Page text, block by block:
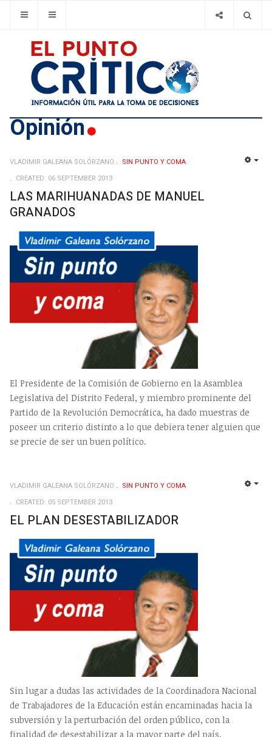
Opinión
VLADIMIR GALEANA SOLÓRZANO
SIN PUNTO Y COMA
CREATED: 06 SEPTEMBER 2013
LAS MARIHUANADAS DE MANUEL
GRANADOS
El Presidente de la Comisión de Gobierno en la Asamblea
Legislativa del Distrito Federal, y miembro prominente del
Partido de la Revolución Democrática, ha dado muestras de
poseer un criterio distinto a lo que debiera tener alguien que
se precie de ser un buen político.
VLADIMIR GALEANA SOLÓRZANO
SIN PUNTO Y COMA
CREATED: 05 SEPTEMBER 2013
EL PLAN DESESTABILIZADOR
Sin lugar a dudas las actividades de la Coordinadora Nacional
de Trabajadores de la Educación están encaminadas hacia la
subversión y la perturbación del orden público, con la
finalidad de desestabilizar a la mayor parte del país.